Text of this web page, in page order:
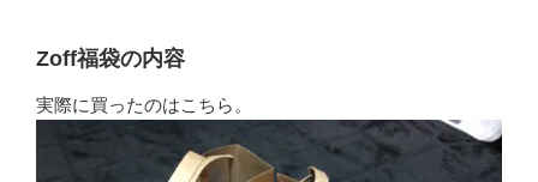
Zoff福袋の内容
実際に買ったのはこちら。